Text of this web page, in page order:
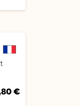
€